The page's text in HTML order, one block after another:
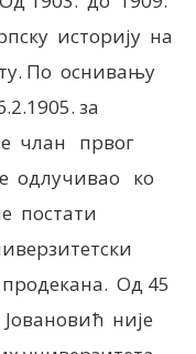
историју на
По оснивању
за
члан првог
одлучивао ко
постати
продекана. Од 45
није